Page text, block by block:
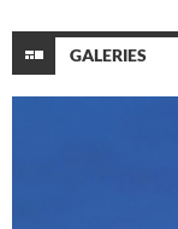
GALERIES